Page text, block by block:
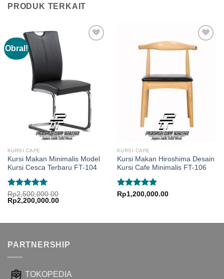
PRODUK TERKAIT
Obral!
KURSI CAFE
Kursi Makan Minimalis Model
Kursi Cesca Terbaru FT-104
Dinilai5.00
dari 5
Rp2,500,000.00
Harga
aslinya
Rp2,200,000.00Harga
KURSI CAFE
Kursi Makan Hiroshima Desain
Kursi Cafe Minimalis FT-106
Dinilai5.00
Rp1,200,000.00
PARTNERSHIP
TOKOPEDIA